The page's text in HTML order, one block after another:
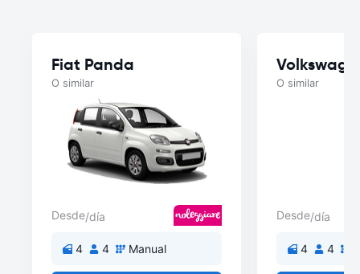
Fiat Panda
O similar
Desde/día
4 4 Manual
O similar
Desde/día
4 4